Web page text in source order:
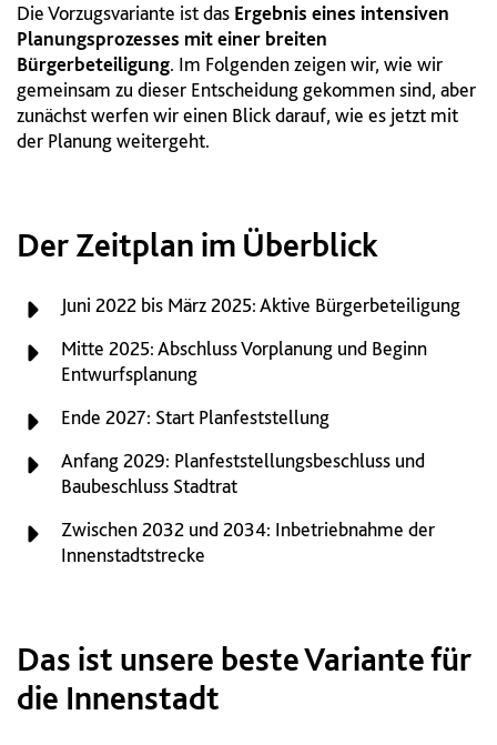
Die Vorzugsvariante ist das Ergebnis eines intensiven
Planungsprozesses mit einer breiten
Bürgerbeteiligung. Im Folgenden zeigen wir, wie wir
gemeinsam zu dieser Entscheidung gekommen sind, aber
zunächst werfen wir einen Blick darauf, wie es jetzt mit
der Planung weitergeht.
Der Zeitplan im Überblick
Juni 2022 bis März 2025: Aktive Bürgerbeteiligung
Mitte 2025: Abschluss Vorplanung und Beginn
Entwurfsplanung
Ende 2027: Start Planfeststellung
Anfang 2029: Planfeststellungsbeschluss und
Baubeschluss Stadtrat
Zwischen 2032 und 2034: Inbetriebnahme der
Innenstadtstrecke
Das ist unsere beste Variante für
die Innenstadt